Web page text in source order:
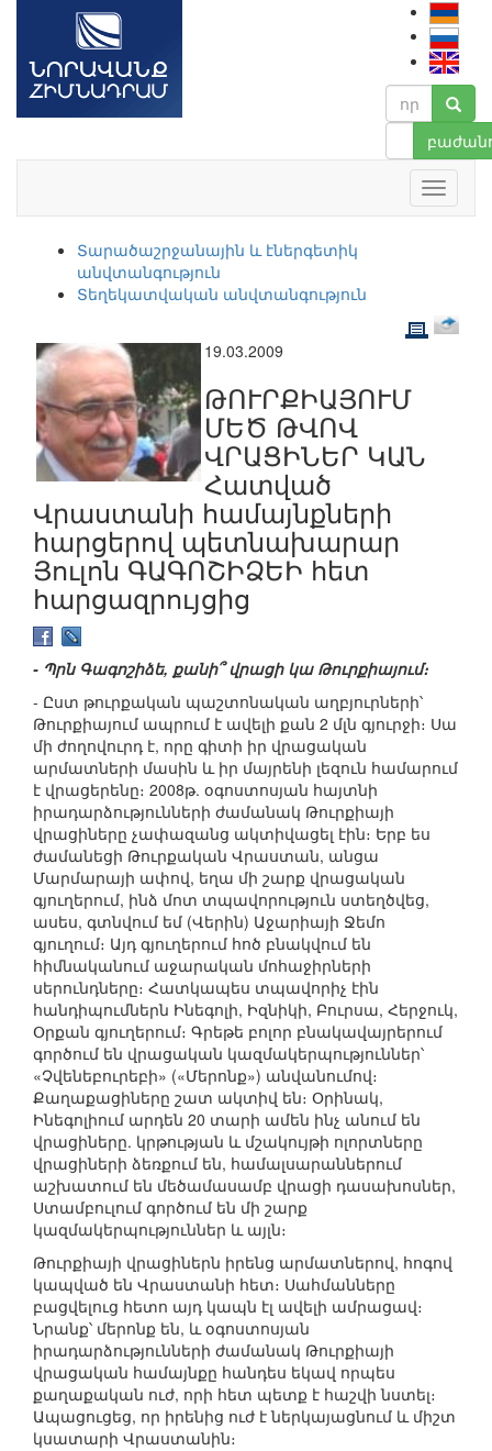
Տարածաշրջանային և էներգետիկ
անվտանգություն
Տեղեկատվական անվտանգություն
19.03.2009
ԹՈՒՐՔԻԱՅՈՒՄ
ՄԵԾ ԹՎՈՎ
ՎՐԱՑԻՆԵՐ ԿԱՆ
Հատված
Վրաստանի համայնքների
հարցերով պետնախարար
Յուլոն ԳԱԳՈՇԻՁԵԻ հետ
հարցազրույցից
- Պրն Գագոշիձե, քանի՞ վրացի կա Թուրքիայում։
- Ըստ թուրքական պաշտոնական աղբյուրների՝
Թուրքիայում ապրում է ավելի քան 2 մլն գյուրջի։ Սա
մի ժողովուրդ է, որը գիտի իր վրացական
արմատների մասին և իր մայրենի լեզուն համարում
է վրացերենը։ 2008թ. օգոստոսյան հայտնի
իրադարձությունների ժամանակ Թուրքիայի
վրացիները չափազանց ակտիվացել էին։ Երբ ես
ժամանեցի Թուրքական Վրաստան, անցա
Մարմարայի ափով, եղա մի շարք վրացական
գյուղերում, ինձ մոտ տպավորություն ստեղծվեց,
ասես, գտնվում եմ (Վերին) Աջարիայի Ջեմո
գյուղում։ Այդ գյուղերում հոծ բնակվում են
հիմնականում աջարական մոհաջիրների
սերունդները։ Հատկապես տպավորիչ էին
հանդիպումներն Ինեգոլի, Իզնիկի, Բուրսա, Հերջուկ,
Օրքան գյուղերում։ Գրեթե բոլոր բնակավայրերում
գործում են վրացական կազմակերպություններ՝
«Չվենեբուրեբի» («Մերոնք») անվանումով։
Քաղաքացիները շատ ակտիվ են։ Օրինակ,
Ինեգոլիում արդեն 20 տարի ամեն ինչ անում են
վրացիները. կրթության և մշակույթի ոլորտները
վրացիների ձեռքում են, համալսարաններում
աշխատում են մեծամասամբ վրացի դասախոսներ,
Ստամբուլում գործում են մի շարք
կազմակերպություններ և այլն։
Թուրքիայի վրացիներն իրենց արմատներով, հոգով
կապված են Վրաստանի հետ։ Սահմանները
բացվելուց հետո այդ կապն էլ ավելի ամրացավ։
Նրանք՝ մերոնք են, և օգոստոսյան
իրադարձությունների ժամանակ Թուրքիայի
վրացական համայնքը հանդես եկավ որպես
քաղաքական ուժ, որի հետ պետք է հաշվի նստել։
Ապացուցեց, որ իրենից ուժ է ներկայացնում և միշտ
կսատարի Վրաստանին։